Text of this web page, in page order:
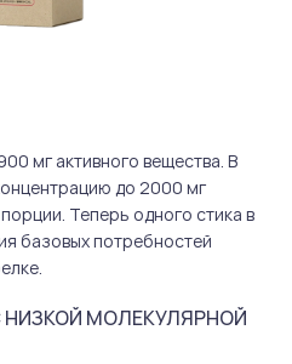
мг активного вещества. В
до 2000 мг
Теперь одного стика в
базовых потребностей
НИЗКОЙ МОЛЕКУЛЯРНОЙ